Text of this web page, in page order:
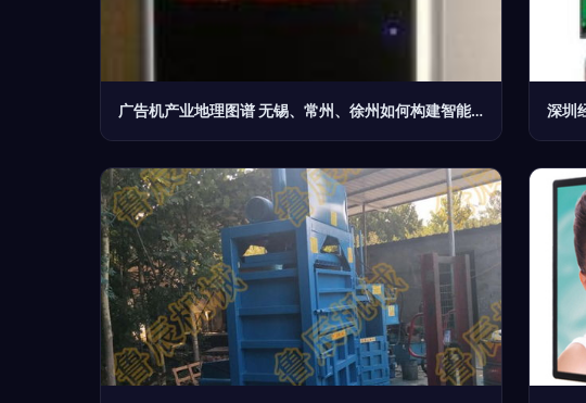
广告机产业地理图谱 无锡、常州、徐州如何构建智能制造三角矩阵